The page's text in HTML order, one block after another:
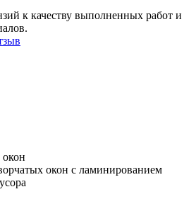
к качеству выполненных работ и
окон с ламинированием